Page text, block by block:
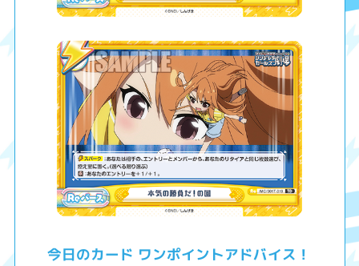
今日のカード ワンポイントアドバイス！